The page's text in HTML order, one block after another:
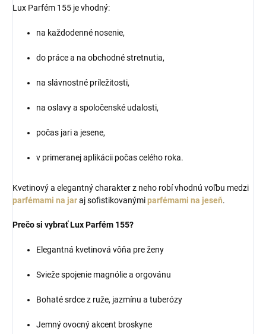
Lux Parfém 155 je vhodný:
na každodenné nosenie,
do práce a na obchodné stretnutia,
na slávnostné príležitosti,
na oslavy a spoločenské udalosti,
počas jari a jesene,
v primeranej aplikácii počas celého roka.
Kvetinový a elegantný charakter z neho robí vhodnú voľbu medzi
parfémami na jaraj sofistikovanýmiparfémami na jeseň.
Prečo si vybrať Lux Parfém 155?
Elegantná kvetinová vôňa pre ženy
Svieže spojenie magnólie a orgovánu
Bohaté srdce z ruže, jazmínu a tuberózy
Jemný ovocný akcent broskyne